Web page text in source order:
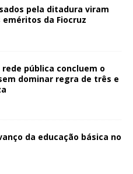
pela ditadura viram
da Fiocruz
pública concluem o
dominar regra de três e
da educação básica no